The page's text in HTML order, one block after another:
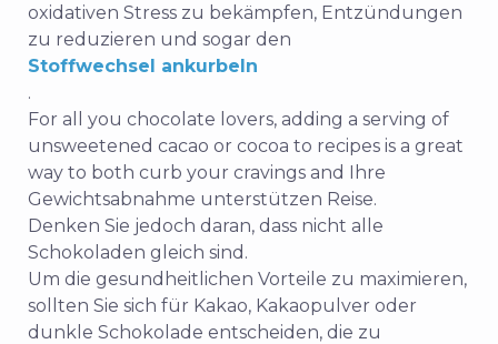
oxidativen Stress zu bekämpfen, Entzündungen
zu reduzieren und sogar den
Stoffwechsel ankurbeln
.
For all you chocolate lovers, adding a serving of
unsweetened cacao or cocoa to recipes is a great
way to both curb your cravings and Ihre
Gewichtsabnahme unterstützen Reise.
Denken Sie jedoch daran, dass nicht alle
Schokoladen gleich sind.
Um die gesundheitlichen Vorteile zu maximieren,
sollten Sie sich für Kakao, Kakaopulver oder
dunkle Schokolade entscheiden, die zu